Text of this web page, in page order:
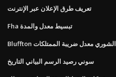
تعريف طرق الإعلان عبر الإنترنت
Fha تبسيط معدل والمدة
Bluffton الشوري معدل ضريبة الممتلكات
سوني رصيد الرسم البياني التاريخ